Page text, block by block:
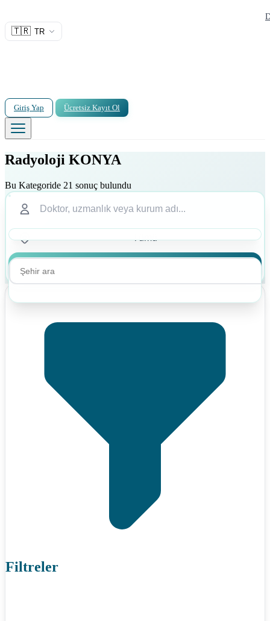
🇹🇷 TR
Giriş Yap Ücretsiz Kayıt Ol
Radyoloji KONYA
Bu Kategoride 21 sonuç bulundu
Filtreler